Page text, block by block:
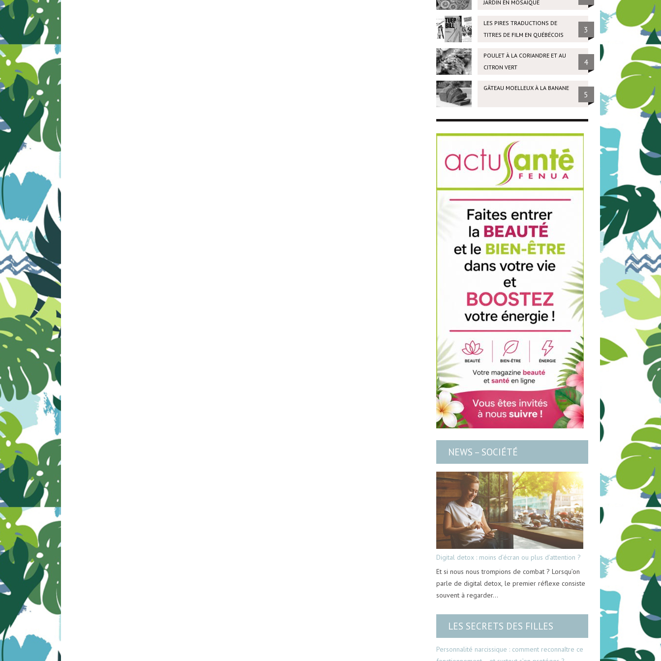
JARDIN EN MOSAÏQUE
LES PIRES TRADUCTIONS DE
TITRES DE FILM EN QUÉBÉCOIS
3
POULET À LA CORIANDRE ET AU
CITRON VERT
4
GÂTEAU MOELLEUX À LA BANANE
5
NEWS – SOCIÉTÉ
Digital detox : moins d’écran ou plus d’attention ?
Et si nous nous trompions de combat ? Lorsqu’on
parle de digital detox, le premier réflexe consiste
souvent à regarder…
LES SECRETS DES FILLES
Personnalité narcissique : comment reconnaître ce